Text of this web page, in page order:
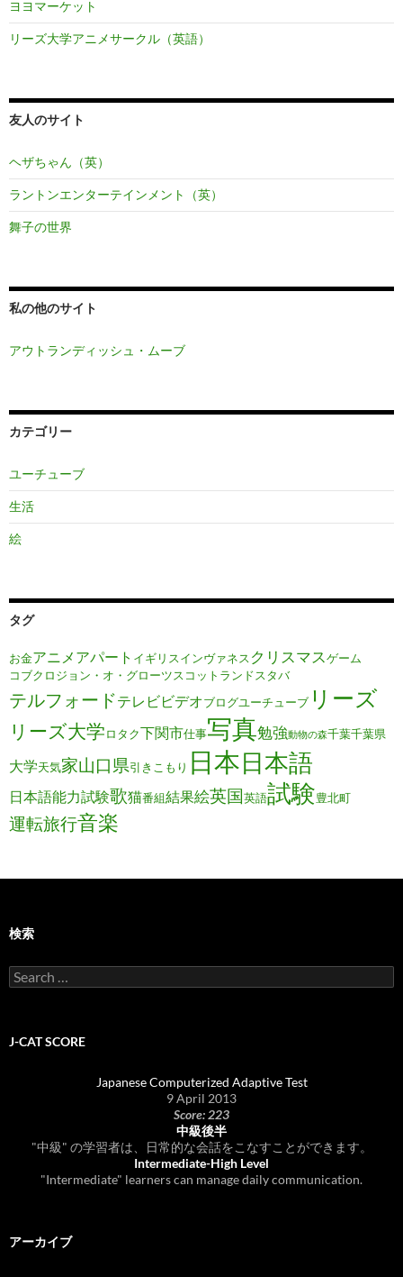
ヨヨマーケット
リーズ大学アニメサークル（英語）
友人のサイト
ヘザちゃん（英）
ラントンエンターテインメント（英）
舞子の世界
私の他のサイト
アウトランディッシュ・ムーブ
カテゴリー
ユーチューブ
生活
絵
タグ
お金アニメ アパート イギリスインヴァネス クリスマスゲーム
コブクロジョン・オ・グローツスコットランドスタバ
テルフォードテレビビデオブログユーチューブ リーズ
リーズ大学ロタク下関市仕事写真勉強動物の森千葉千葉県
大学天気家山口県引きこもり 日本日本語
日本語能力試験歌猫番組結果絵英国英語試験豊北町
運転旅行音楽
検索
Search
for:
J-CAT SCORE
Japanese Computerized Adaptive Test
9 April 2013
Score: 223
中級後半
"中級" の学習者は、日常的な会話をこなすことができます。
Intermediate-High Level
"Intermediate" learners can manage daily communication.
アーカイブ